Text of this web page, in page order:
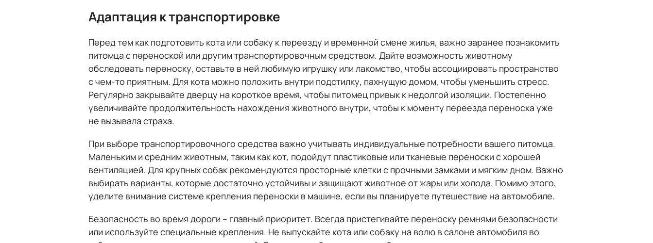
Адаптация к транспортировке
Перед тем как подготовить кота или собаку к переезду и временной смене жилья, важно заранее познакомить
питомца с переноской или другим транспортировочным средством. Дайте возможность животному
обследовать переноску, оставьте в ней любимую игрушку или лакомство, чтобы ассоциировать пространство
с чем-то приятным. Для кота можно положить внутри подстилку, пахнущую домом, чтобы уменьшить стресс.
Регулярно закрывайте дверцу на короткое время, чтобы питомец привык к недолгой изоляции. Постепенно
увеличивайте продолжительность нахождения животного внутри, чтобы к моменту переезда переноска уже
не вызывала страха.
При выборе транспортировочного средства важно учитывать индивидуальные потребности вашего питомца.
Маленьким и средним животным, таким как кот, подойдут пластиковые или тканевые переноски с хорошей
вентиляцией. Для крупных собак рекомендуются просторные клетки с прочными замками и мягким дном. Важно
выбирать варианты, которые достаточно устойчивы и защищают животное от жары или холода. Помимо этого,
уделите внимание системе крепления переноски в машине, если вы планируете путешествие на автомобиле.
Безопасность во время дороги – главный приоритет. Всегда пристегивайте переноску ремнями безопасности
или используйте специальные крепления. Не выпускайте кота или собаку на волю в салоне автомобиля во